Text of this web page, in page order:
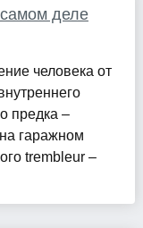
деле
человека от
предка –
гаражном
trembleur –